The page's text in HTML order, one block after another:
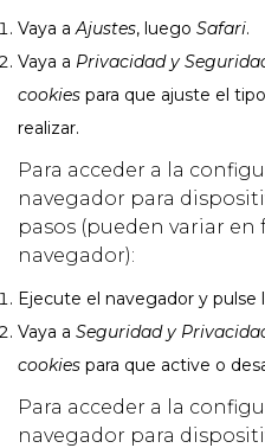
Vaya aAjustes, luego Safari.
Vaya a Privacidad y
cookies para que ajuste el
realizar.
Para acceder a la
navegador para
pasos (pueden variar en
navegador):
Ejecute el navegador y pulse
Vaya a Seguridad y
cookies para que active o
Para acceder a la
navegador para